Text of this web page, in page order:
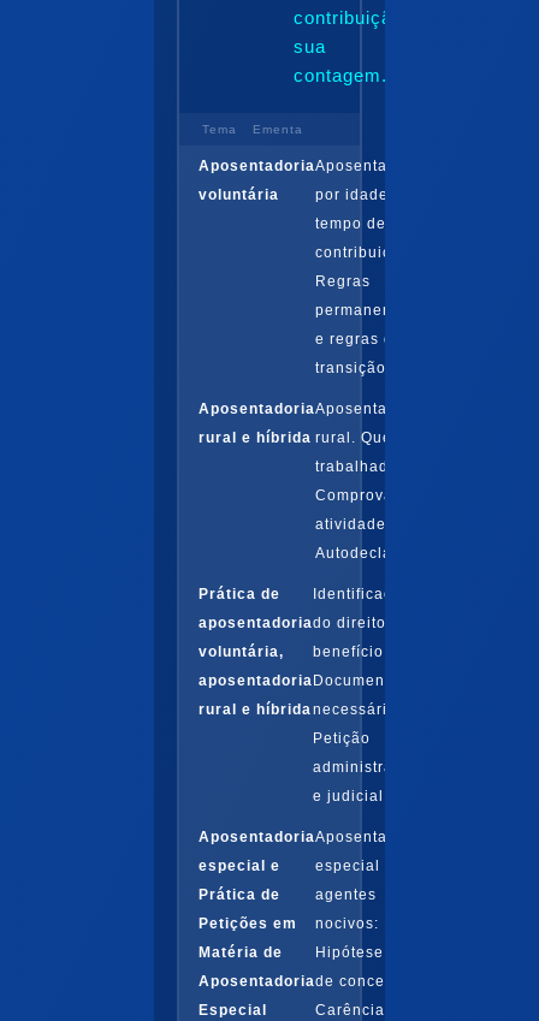
contribuição e
sua
contagem..
Tema Ementa
Aposentadoria
voluntária
Aposentadoria
por idade e
tempo de
contribuição.
Regras
permanentes
e regras de
transição...
Aposentadoria
rural e híbrida
Aposentadoria
rural. Quem é o
trabalhador rural.
Comprovação da
atividade.
Autodeclaração...
Prática de
aposentadoria
voluntária,
aposentadoria
rural e híbrida
Identificação
do direito ao
benefício.
Documentos
necessários.
Petição
administrativa
e judicial...
Aposentadoria
especial e
Prática de
Petições em
Matéria de
Aposentadoria
Especial
Aposentadoria
especial por
agentes
nocivos:
Hipótese legal
de concessão.
Carência.